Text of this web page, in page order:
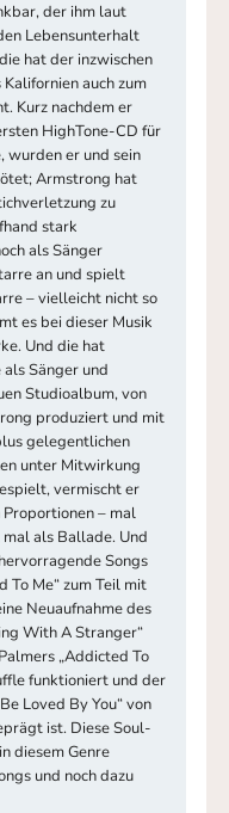
der ihm laut
Lebensunterhalt
hat der inzwischen
auch zum
Kurz nachdem er
HighTone-CD für
wurden er und sein
Armstrong hat
zu
stark
als Sänger
an und spielt
– vielleicht nicht so
es bei dieser Musik
Und die hat
Sänger und
Studioalbum, von
produziert und mit
gelegentlichen
unter Mitwirkung
vermischt er
– mal
als Ballade. Und
Songs
To Me“ zum Teil mit
Neuaufnahme des
With A Stranger“
„Addicted To
funktioniert und der
Loved By You“ von
ist. Diese Soul-
diesem Genre
und noch dazu